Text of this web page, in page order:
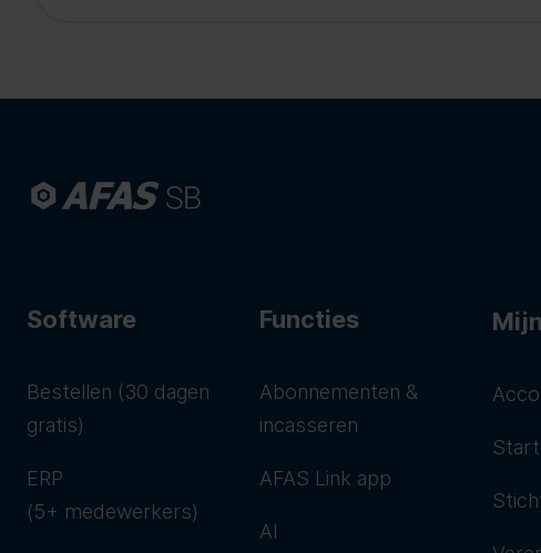
Software
Bestellen (30 dagen
gratis)
ERP
(5+ medewerkers)
Functies
Abonnementen &
incasseren
AFAS Link app
AI